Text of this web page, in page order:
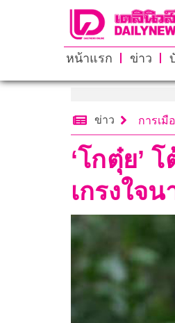
หน้าแรก ข่าว
ข่าว การเมื
‘โกตุ๋ย’
เกรงใจ